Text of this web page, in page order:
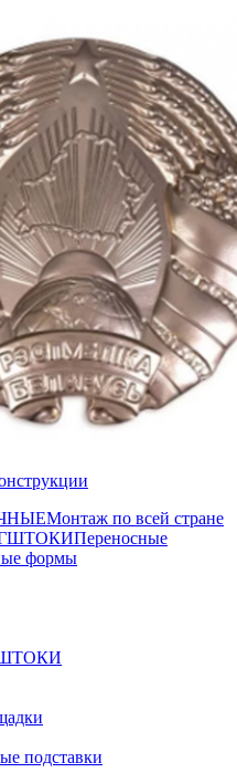
Монтаж по всей стране
Переносные
формы
подставки